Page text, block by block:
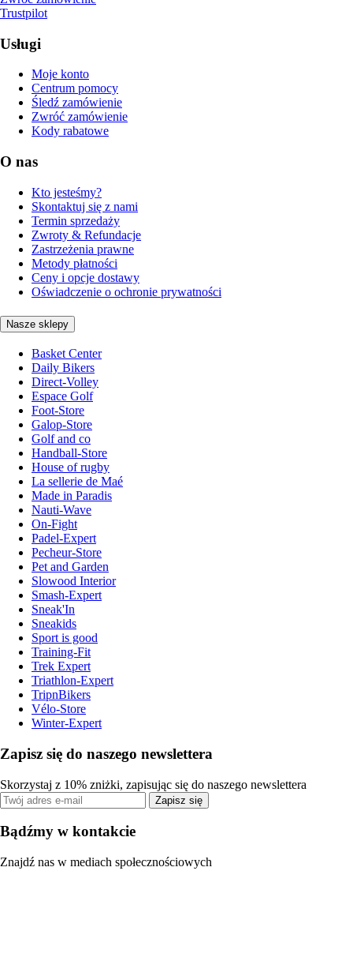
Trustpilot
Usługi
Moje konto
Centrum pomocy
Śledź zamówienie
Zwróć zamówienie
Kody rabatowe
O nas
Kto jesteśmy?
Skontaktuj się z nami
Termin sprzedaży
Zwroty & Refundacje
Zastrzeżenia prawne
Metody płatności
Ceny i opcje dostawy
Oświadczenie o ochronie prywatności
Nasze sklepy
Basket Center
Daily Bikers
Direct-Volley
Espace Golf
Foot-Store
Galop-Store
Golf and co
Handball-Store
House of rugby
La sellerie de Maé
Made in Paradis
Nauti-Wave
On-Fight
Padel-Expert
Pecheur-Store
Pet and Garden
Slowood Interior
Smash-Expert
Sneak'In
Sneakids
Sport is good
Training-Fit
Trek Expert
Triathlon-Expert
TripnBikers
Vélo-Store
Winter-Expert
Zapisz się do naszego newslettera
Skorzystaj z 10% zniżki, zapisując się do naszego newslettera
Zapisz się
Bądźmy w kontakcie
Znajdź nas w mediach społecznościowych